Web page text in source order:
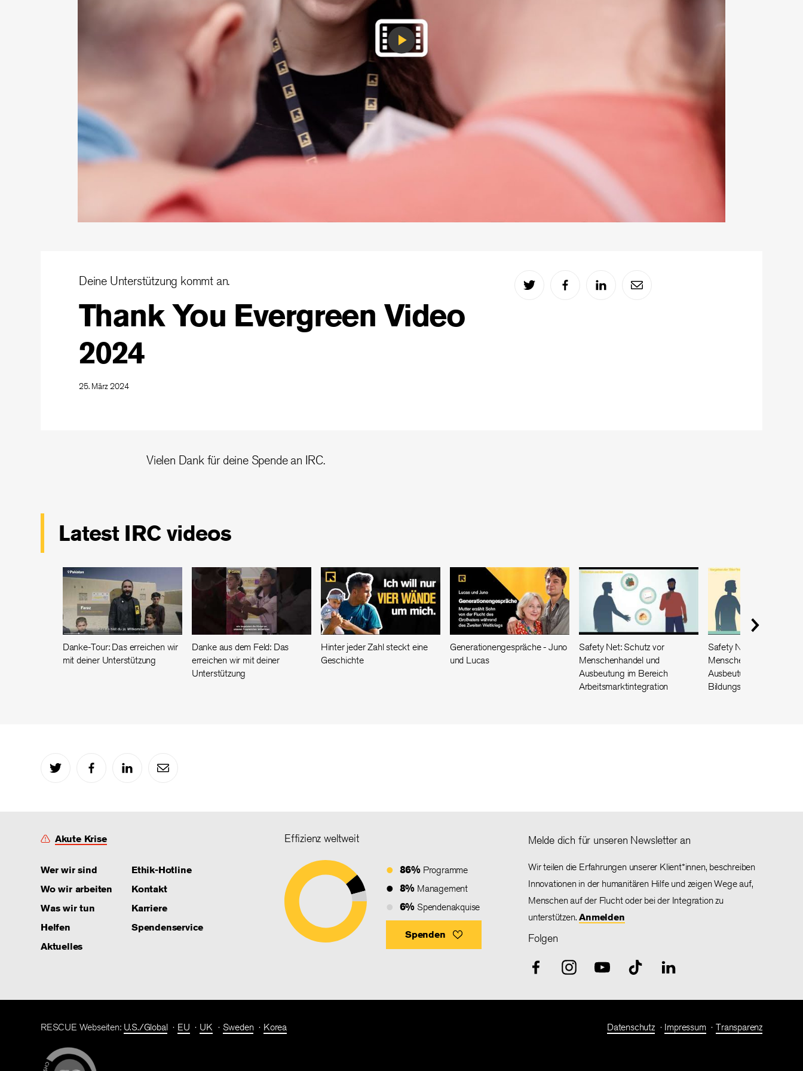
Play
Video
Deine Unterstützung kommt an.
Thank You Evergreen Video
2024
25. März 2024
Vielen Dank für deine Spende an IRC.
Latest IRC videos
Danke-Tour: Das erreichen wir
mit deiner Unterstützung
Danke aus dem Feld: Das
erreichen wir mit deiner
Unterstützung
Hinter jeder Zahl steckt eine
Geschichte
Generationengespräche - Juno
und Lucas
Safety Net: Schutz vor
Menschenhandel und
Ausbeutung im Bereich
Arbeitsmarktintegration
Safety Net: Schutz vor
Menschenhandel und
Ausbeutung im
Bildungsbereich
Akute Krise
Wer wir sind
Wo wir arbeiten
Was wir tun
Helfen
Aktuelles
Ethik-Hotline
Kontakt
Karriere
Spendenservice
Effizienz weltweit
86% Programme
8% Management
6% Spendenakquise
Spenden
Melde dich für unseren Newsletter an
Wir teilen die Erfahrungen unserer Klient*innen, beschreiben
Innovationen in der humanitären Hilfe und zeigen Wege auf,
Menschen auf der Flucht oder bei der Integration zu
unterstützen.Anmelden
Folgen
RESCUE Webseiten: U.S./Global EU UK Sweden Korea Datenschutz Impressum Transparenz